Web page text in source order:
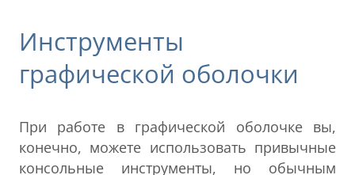
Инструменты
графической оболочки
При работе в графической оболочке вы,
конечно, можете использовать привычные
консольные инструменты, но обычным